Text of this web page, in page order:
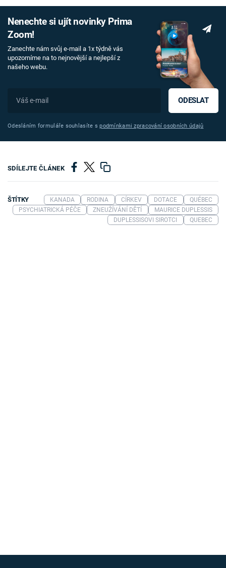
Nenechte si ujít novinky Prima
Zoom!
Zanechte nám svůj e-mail a 1x týdně vás
upozorníme na to nejnovější a nejlepší z
našeho webu.
ODESLAT
Odesláním formuláře souhlasíte spodmínkami zpracování osobních údajů
SDÍLEJTE ČLÁNEK
ŠTÍTKY KANADA RODINA CÍRKEV DOTACE
QUÉBEC
PSYCHIATRICKÁ PÉČE
ZNEUŽÍVÁNÍ DĚTÍ
MAURICE DUPLESSIS
DUPLESSISOVI SIROTCI
QUEBEC